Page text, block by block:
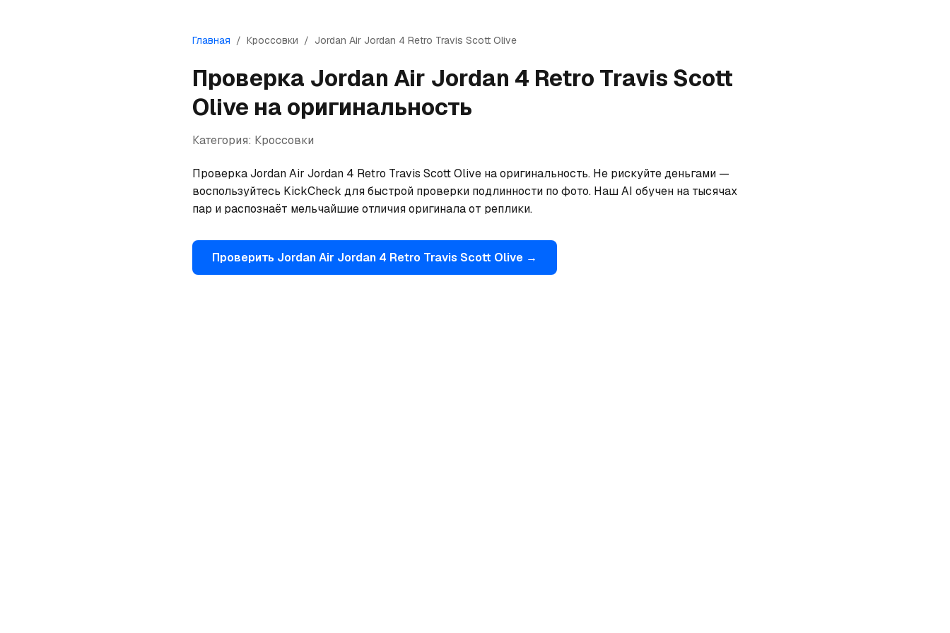
Главная / Кроссовки / Jordan Air Jordan 4 Retro Travis Scott Olive
Проверка Jordan Air Jordan 4 Retro Travis Scott
Olive на оригинальность
Категория: Кроссовки
Проверка Jordan Air Jordan 4 Retro Travis Scott Olive на оригинальность. Не рискуйте деньгами —
воспользуйтесь KickCheck для быстрой проверки подлинности по фото. Наш AI обучен на тысячах
пар и распознаёт мельчайшие отличия оригинала от реплики.
Проверить JordanAir Jordan 4 Retro Travis Scott Olive →